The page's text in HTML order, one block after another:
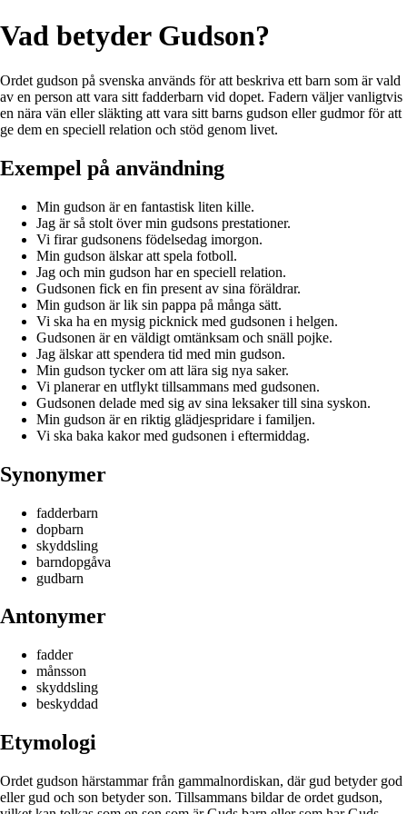
Vad betyder Gudson?
Ordet gudson på svenska används för att beskriva ett barn som är vald
av en person att vara sitt fadderbarn vid dopet. Fadern väljer vanligtvis
en nära vän eller släkting att vara sitt barns gudson eller gudmor för att
ge dem en speciell relation och stöd genom livet.
Exempel på användning
Min gudson är en fantastisk liten kille.
Jag är så stolt över min gudsons prestationer.
Vi firar gudsonens födelsedag imorgon.
Min gudson älskar att spela fotboll.
Jag och min gudson har en speciell relation.
Gudsonen fick en fin present av sina föräldrar.
Min gudson är lik sin pappa på många sätt.
Vi ska ha en mysig picknick med gudsonen i helgen.
Gudsonen är en väldigt omtänksam och snäll pojke.
Jag älskar att spendera tid med min gudson.
Min gudson tycker om att lära sig nya saker.
Vi planerar en utflykt tillsammans med gudsonen.
Gudsonen delade med sig av sina leksaker till sina syskon.
Min gudson är en riktig glädjespridare i familjen.
Vi ska baka kakor med gudsonen i eftermiddag.
Synonymer
fadderbarn
dopbarn
skyddsling
barndopgåva
gudbarn
Antonymer
fadder
månsson
skyddsling
beskyddad
Etymologi
Ordet gudson härstammar från gammalnordiskan, där gud betyder god
eller gud och son betyder son. Tillsammans bildar de ordet gudson,